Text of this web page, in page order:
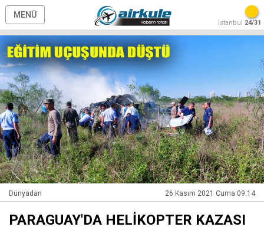
MENÜ
İstanbul 24/31
Dünyadan 26 Kasım 2021 Cuma 09:14
PARAGUAY'DA HELİKOPTER KAZASI